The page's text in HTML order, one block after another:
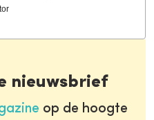
nieuwsbrief
op de hoogte